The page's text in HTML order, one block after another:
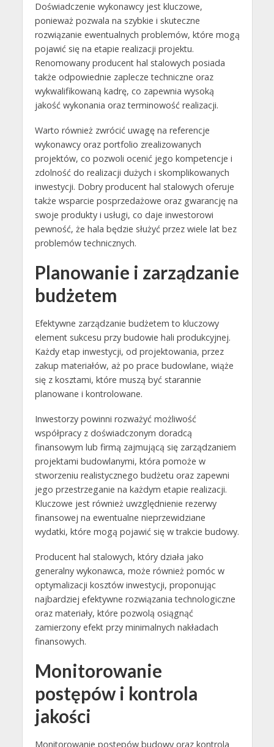
Doświadczenie wykonawcy jest kluczowe,
ponieważ pozwala na szybkie i skuteczne
rozwiązanie ewentualnych problemów, które mogą
pojawić się na etapie realizacji projektu.
Renomowany producent hal stalowych posiada
także odpowiednie zaplecze techniczne oraz
wykwalifikowaną kadrę, co zapewnia wysoką
jakość wykonania oraz terminowość realizacji.
Warto również zwrócić uwagę na referencje
wykonawcy oraz portfolio zrealizowanych
projektów, co pozwoli ocenić jego kompetencje i
zdolność do realizacji dużych i skomplikowanych
inwestycji. Dobry producent hal stalowych oferuje
także wsparcie posprzedażowe oraz gwarancję na
swoje produkty i usługi, co daje inwestorowi
pewność, że hala będzie służyć przez wiele lat bez
problemów technicznych.
Planowanie i zarządzanie
budżetem
Efektywne zarządzanie budżetem to kluczowy
element sukcesu przy budowie hali produkcyjnej.
Każdy etap inwestycji, od projektowania, przez
zakup materiałów, aż po prace budowlane, wiąże
się z kosztami, które muszą być starannie
planowane i kontrolowane.
Inwestorzy powinni rozważyć możliwość
współpracy z doświadczonym doradcą
finansowym lub firmą zajmującą się zarządzaniem
projektami budowlanymi, która pomoże w
stworzeniu realistycznego budżetu oraz zapewni
jego przestrzeganie na każdym etapie realizacji.
Kluczowe jest również uwzględnienie rezerwy
finansowej na ewentualne nieprzewidziane
wydatki, które mogą pojawić się w trakcie budowy.
Producent hal stalowych, który działa jako
generalny wykonawca, może również pomóc w
optymalizacji kosztów inwestycji, proponując
najbardziej efektywne rozwiązania technologiczne
oraz materiały, które pozwolą osiągnąć
zamierzony efekt przy minimalnych nakładach
finansowych.
Monitorowanie
postępów i kontrola
jakości
Monitorowanie postępów budowy oraz kontrola